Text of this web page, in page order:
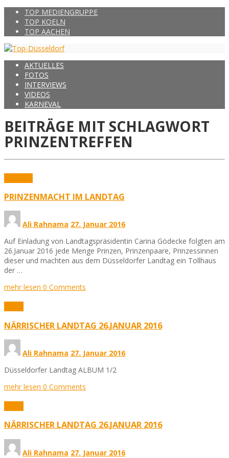
TOP MEDIENGRUPPE
TOP KOELN
TOP AACHEN
AKTUELLES
FOTOS
INTERVIEWS
VIDEOS
KARNEVAL
BEITRÄGE MIT SCHLAGWORT
PRINZENTREFFEN
PRINZENMACHT IM LANDTAG
Ali Rahnama 27. Januar 2016
Auf Einladung von Landtagspräsidentin Carina Gödecke folgten am
26.Januar 2016 jede Menge Prinzen, Prinzenpaare, Prinzessinnen
dieser und machten aus dem Düsseldorfer Landtag ein Tollhaus
der …
mehr lesen 0 Comments
NÄRRISCHER LANDTAG 26.JANUAR 2016
Ali Rahnama 27. Januar 2016
Düsseldorfer Landtag ALBUM 1/2
mehr lesen 0 Comments
NÄRRISCHER LANDTAG 26.JANUAR 2016
Ali Rahnama 27. Januar 2016